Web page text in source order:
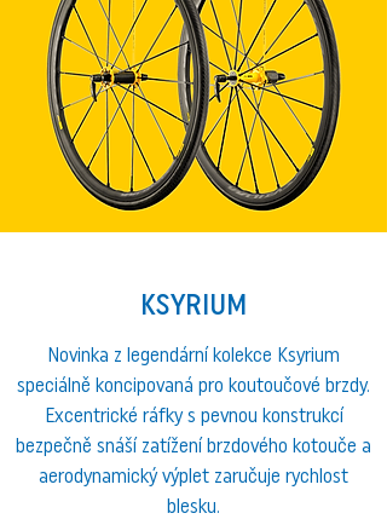
KSYRIUM
Novinka z legendární kolekce Ksyrium
speciálně koncipovaná pro koutoučové brzdy.
Excentrické ráfky s pevnou konstrukcí
bezpečně snáší zatížení brzdového kotouče a
aerodynamický výplet zaručuje rychlost
blesku.